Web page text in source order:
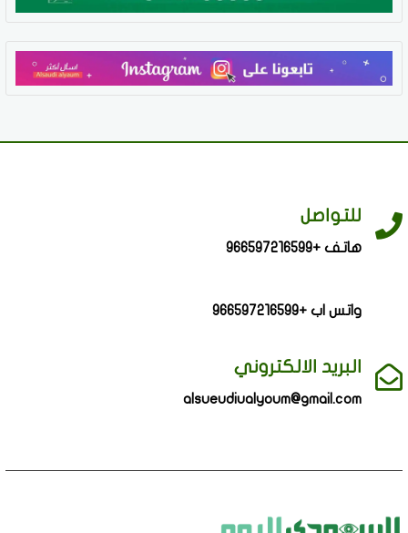
للتواصل
هاتف +966597216599
واتس اب +966597216599
البريد الالكتروني
alsueudiualyoum@gmail.com